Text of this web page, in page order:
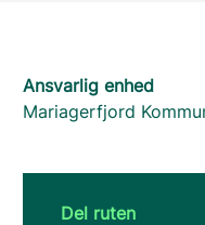
Ansvarlig enhed
Mariagerfjord
Del ruten